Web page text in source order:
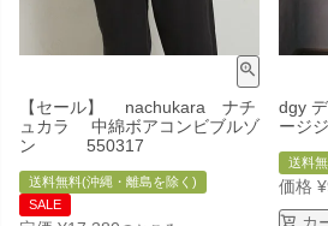
【セール】 nachukara ナチ
ュカラ 中綿ボアコンビブルゾ
ン 550317
送料無料(沖縄・離島を除く)
SALE
dgy
ージ
送料
価格 ¥